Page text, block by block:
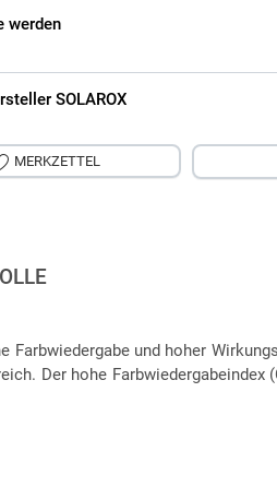
werden
SOLAROX
MERKZETTEL
Farbwiedergabe und hoher
Der hohe Farbwiedergabeindex